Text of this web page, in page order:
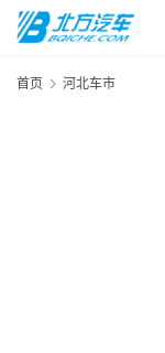
首页 河北车市